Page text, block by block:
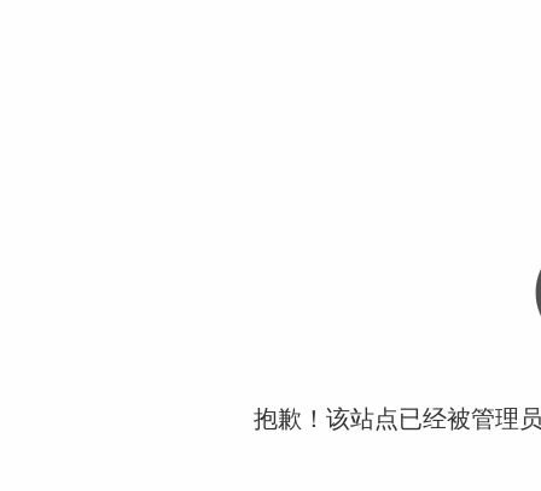
抱歉！该站点已经被管理